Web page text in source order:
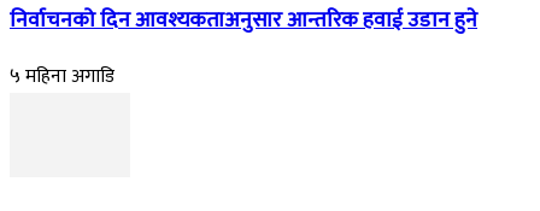
निर्वाचनको दिन आवश्यकताअनुसार आन्तरिक हवाई उडान हुने
५ महिना अगाडि